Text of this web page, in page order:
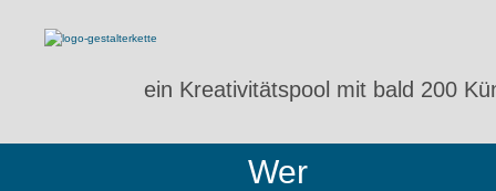
ein Kreativitätspool mit bald 200
Wer